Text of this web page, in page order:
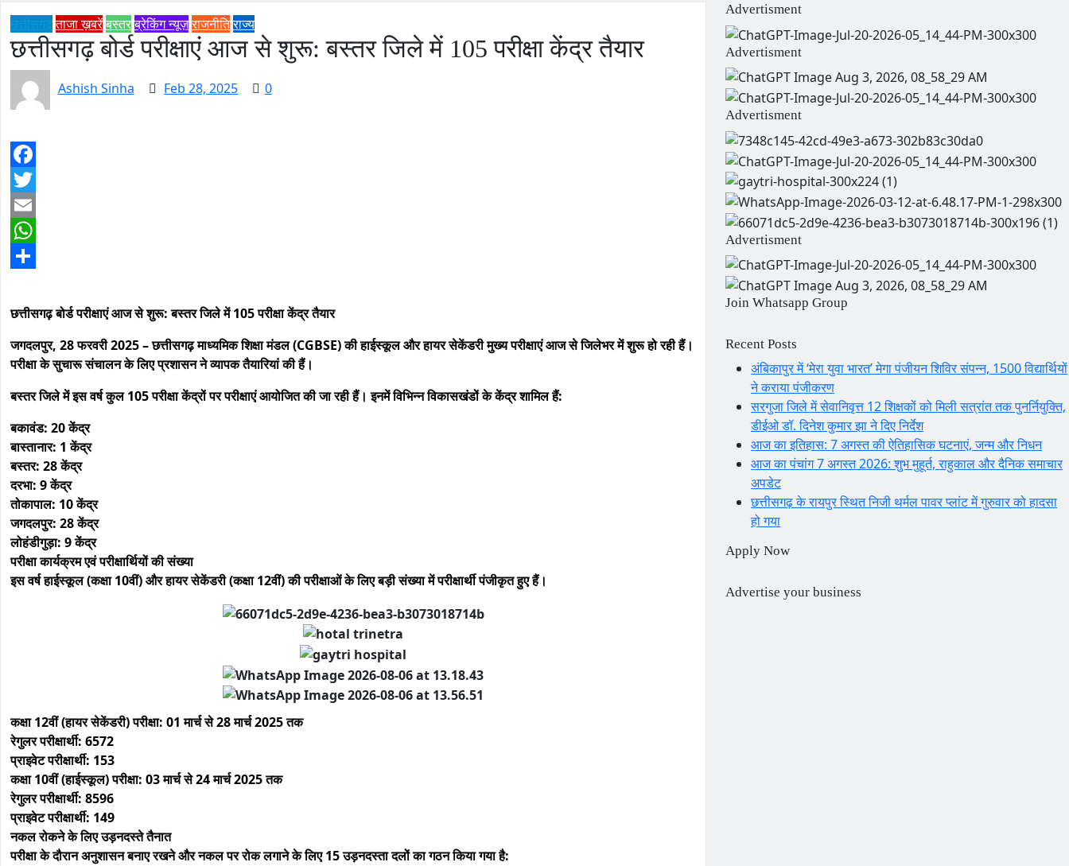
ताजा ख़बरेंबस्तरब्रेकिंग न्यूज़राजनीतिराज्य
छत्तीसगढ़ बोर्ड परीक्षाएं आज से शुरू: बस्तर जिले में 105 परीक्षा केंद्र तैयार
Ashish Sinha Feb 28, 2025 0
Facebook
Twitter
Email
WhatsApp
छत्तीसगढ़ बोर्ड परीक्षाएं आज से शुरू: बस्तर जिले में 105 परीक्षा केंद्र तैयार
जगदलपुर, 28 फरवरी 2025 – छत्तीसगढ़ माध्यमिक शिक्षा मंडल (CGBSE) की हाईस्कूल और हायर सेकेंडरी मुख्य परीक्षाएं आज से जिलेभर में शुरू हो रही हैं।
परीक्षा के सुचारू संचालन के लिए प्रशासन ने व्यापक तैयारियां की हैं।
बस्तर जिले में इस वर्ष कुल 105 परीक्षा केंद्रों पर परीक्षाएं आयोजित की जा रही हैं। इनमें विभिन्न विकासखंडों के केंद्र शामिल हैं:
बकावंड: 20 केंद्र
बास्तानार: 1 केंद्र
बस्तर: 28 केंद्र
दरभा: 9 केंद्र
तोकापाल: 10 केंद्र
जगदलपुर: 28 केंद्र
लोहंडीगुड़ा: 9 केंद्र
परीक्षा कार्यक्रम एवं परीक्षार्थियों की संख्या
इस वर्ष हाईस्कूल (कक्षा 10वीं) और हायर सेकेंडरी (कक्षा 12वीं) की परीक्षाओं के लिए बड़ी संख्या में परीक्षार्थी पंजीकृत हुए हैं।
कक्षा 12वीं (हायर सेकेंडरी) परीक्षा: 01 मार्च से 28 मार्च 2025 तक
रेगुलर परीक्षार्थी: 6572
प्राइवेट परीक्षार्थी: 153
कक्षा 10वीं (हाईस्कूल) परीक्षा: 03 मार्च से 24 मार्च 2025 तक
रेगुलर परीक्षार्थी: 8596
प्राइवेट परीक्षार्थी: 149
नकल रोकने के लिए उड़नदस्ते तैनात
परीक्षा के दौरान अनुशासन बनाए रखने और नकल पर रोक लगाने के लिए 15 उड़नदस्ता दलों का गठन किया गया है:
Advertisment
Advertisment
Advertisment
Advertisment
Join Whatsapp Group
Recent Posts
अंबिकापुर में ‘मेरा युवा भारत’ मेगा पंजीयन शिविर संपन्न, 1500 विद्यार्थियों
ने कराया पंजीकरण
सरगुजा जिले में सेवानिवृत्त 12 शिक्षकों को मिली सत्रांत तक पुनर्नियुक्ति,
डीईओ डॉ. दिनेश कुमार झा ने दिए निर्देश
आज का इतिहास: 7 अगस्त की ऐतिहासिक घटनाएं, जन्म और निधन
आज का पंचांग 7 अगस्त 2026: शुभ मुहूर्त, राहुकाल और दैनिक समाचार
अपडेट
छत्तीसगढ़ के रायपुर स्थित निजी थर्मल पावर प्लांट में गुरुवार को हादसा
हो गया
Apply Now
Advertise your business